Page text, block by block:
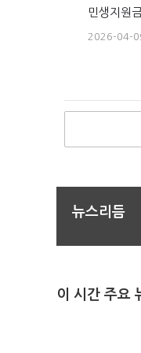
민생지원
2026-04-
뉴스리듬
이 시간 주요